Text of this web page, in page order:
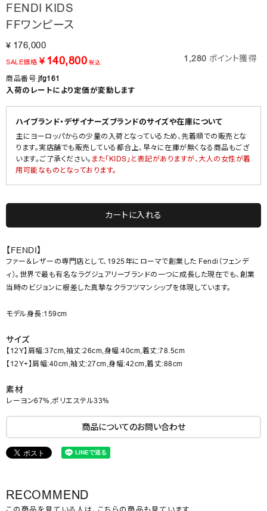
FENDI KIDS
FFワンピース
¥ 176,000
SALE価格 ¥ 140,800 税込 1,280 ポイント獲得
商品番号 jfg161
入荷のレートにより定価が変動します
ハイブランド・デザイナーズブランドのサイズや在庫について
主にヨーロッパからの少量の入荷となっているため、先着順での販売とな
ります。実店舗でも販売している都合上、早々に在庫が無くなる商品もござ
います。ご了承ください。 また「KIDS」と表記がありますが、大人の女性が着
用可能なものとなっております。
カートに入れる
【FENDI】
ファー＆レザーの専門店として、1925年にローマで創業した Fendi（フェンデ
ィ）。世界で最も有名なラグジュアリーブランドの一つに成長した現在でも、創業
当時のビジョンに根差した真摯なクラフツマンシップを体現しています。
モデル身長:159cm
サイズ
【12Y】肩幅:37cm,袖丈:26cm,身幅:40cm,着丈:78.5cm
【12Y+】肩幅:40cm,袖丈:27cm,身幅:42cm,着丈:88cm
素材
レーヨン67%,ポリエステル33%
商品についてのお問い合わせ
RECOMMEND
この商品を見ている人は、こちらの商品も見ています